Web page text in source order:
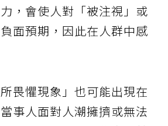
，會使人對「被注視」或
負面預期，因此在人群中感
畏懼現象」也可能出現在
事人面對人潮擁擠或無法